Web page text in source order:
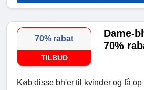
70% rabat
TILBUD
Dame-
70%
Køb disse bh'er til kvinder og få op